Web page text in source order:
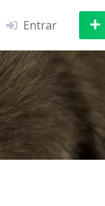
Entrar